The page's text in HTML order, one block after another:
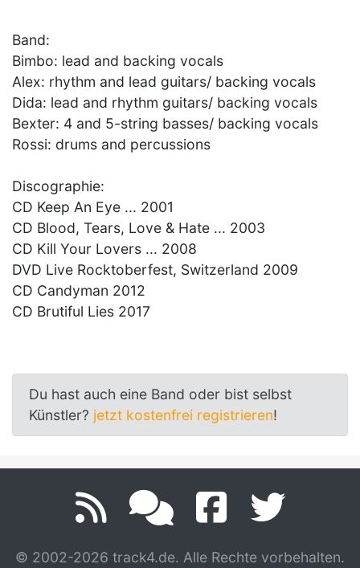
Band:
Bimbo: lead and backing vocals
Alex: rhythm and lead guitars/ backing vocals
Dida: lead and rhythm guitars/ backing vocals
Bexter: 4 and 5-string basses/ backing vocals
Rossi: drums and percussions
Discographie:
CD Keep An Eye ... 2001
CD Blood, Tears, Love & Hate ... 2003
CD Kill Your Lovers ... 2008
DVD Live Rocktoberfest, Switzerland 2009
CD Candyman 2012
CD Brutiful Lies 2017
Du hast auch eine Band oder bist selbst
Künstler? jetzt kostenfrei registrieren!
© 2002-2026 track4.de. Alle Rechte vorbehalten.